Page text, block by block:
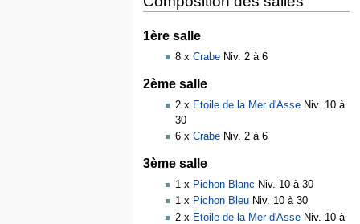
1ère salle
8 xCrabe Niv. 2 à 6
2ème salle
2 x Etoile de la Mer d'Asse Niv. 10 à
30
6 xCrabe Niv. 2 à 6
3ème salle
1 x Pichon Blanc Niv. 10 à 30
1 x Pichon Bleu Niv. 10 à 30
2 x Etoile de la Mer d'Asse Niv. 10 à